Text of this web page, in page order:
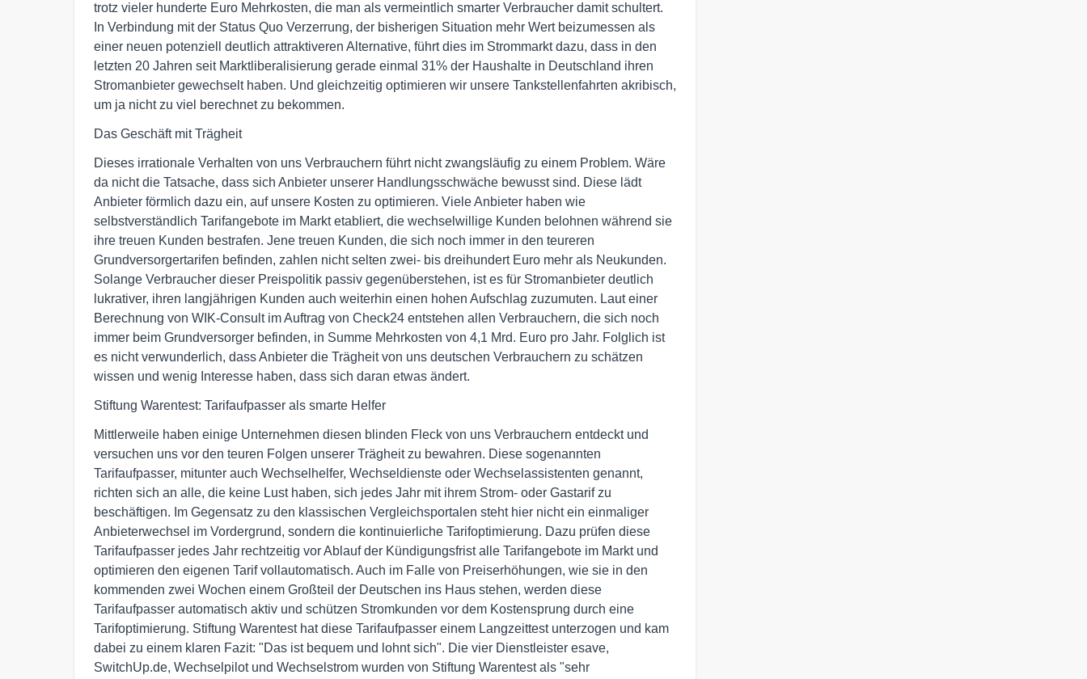
trotz vieler hunderte Euro Mehrkosten, die man als vermeintlich smarter Verbraucher damit schultert.
In Verbindung mit der Status Quo Verzerrung, der bisherigen Situation mehr Wert beizumessen als
einer neuen potenziell deutlich attraktiveren Alternative, führt dies im Strommarkt dazu, dass in den
letzten 20 Jahren seit Marktliberalisierung gerade einmal 31% der Haushalte in Deutschland ihren
Stromanbieter gewechselt haben. Und gleichzeitig optimieren wir unsere Tankstellenfahrten akribisch,
um ja nicht zu viel berechnet zu bekommen.
Das Geschäft mit Trägheit
Dieses irrationale Verhalten von uns Verbrauchern führt nicht zwangsläufig zu einem Problem. Wäre
da nicht die Tatsache, dass sich Anbieter unserer Handlungsschwäche bewusst sind. Diese lädt
Anbieter förmlich dazu ein, auf unsere Kosten zu optimieren. Viele Anbieter haben wie
selbstverständlich Tarifangebote im Markt etabliert, die wechselwillige Kunden belohnen während sie
ihre treuen Kunden bestrafen. Jene treuen Kunden, die sich noch immer in den teureren
Grundversorgertarifen befinden, zahlen nicht selten zwei- bis dreihundert Euro mehr als Neukunden.
Solange Verbraucher dieser Preispolitik passiv gegenüberstehen, ist es für Stromanbieter deutlich
lukrativer, ihren langjährigen Kunden auch weiterhin einen hohen Aufschlag zuzumuten. Laut einer
Berechnung von WIK-Consult im Auftrag von Check24 entstehen allen Verbrauchern, die sich noch
immer beim Grundversorger befinden, in Summe Mehrkosten von 4,1 Mrd. Euro pro Jahr. Folglich ist
es nicht verwunderlich, dass Anbieter die Trägheit von uns deutschen Verbrauchern zu schätzen
wissen und wenig Interesse haben, dass sich daran etwas ändert.
Stiftung Warentest: Tarifaufpasser als smarte Helfer
Mittlerweile haben einige Unternehmen diesen blinden Fleck von uns Verbrauchern entdeckt und
versuchen uns vor den teuren Folgen unserer Trägheit zu bewahren. Diese sogenannten
Tarifaufpasser, mitunter auch Wechselhelfer, Wechseldienste oder Wechselassistenten genannt,
richten sich an alle, die keine Lust haben, sich jedes Jahr mit ihrem Strom- oder Gastarif zu
beschäftigen. Im Gegensatz zu den klassischen Vergleichsportalen steht hier nicht ein einmaliger
Anbieterwechsel im Vordergrund, sondern die kontinuierliche Tarifoptimierung. Dazu prüfen diese
Tarifaufpasser jedes Jahr rechtzeitig vor Ablauf der Kündigungsfrist alle Tarifangebote im Markt und
optimieren den eigenen Tarif vollautomatisch. Auch im Falle von Preiserhöhungen, wie sie in den
kommenden zwei Wochen einem Großteil der Deutschen ins Haus stehen, werden diese
Tarifaufpasser automatisch aktiv und schützen Stromkunden vor dem Kostensprung durch eine
Tarifoptimierung. Stiftung Warentest hat diese Tarifaufpasser einem Langzeittest unterzogen und kam
dabei zu einem klaren Fazit: "Das ist bequem und lohnt sich". Die vier Dienstleister esave,
SwitchUp.de, Wechselpilot und Wechselstrom wurden von Stiftung Warentest als "sehr